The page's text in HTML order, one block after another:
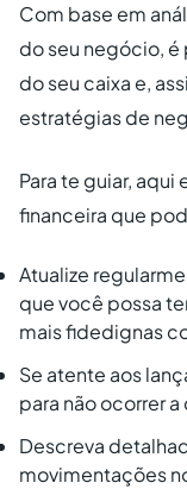
Com base em
do seu negócio, é
do seu caixa e,
estratégias de
Para te guiar,
financeira que
Atualize
que você possa
mais fidedignas
Se atente aos
para não ocorrer
Descreva
movimentações